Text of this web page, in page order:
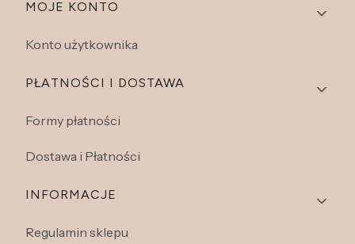
Linki w stopce
MOJE KONTO
Konto użytkownika
PŁATNOŚCI I DOSTAWA
Formy płatności
Dostawa i Płatności
INFORMACJE
Regulamin sklepu